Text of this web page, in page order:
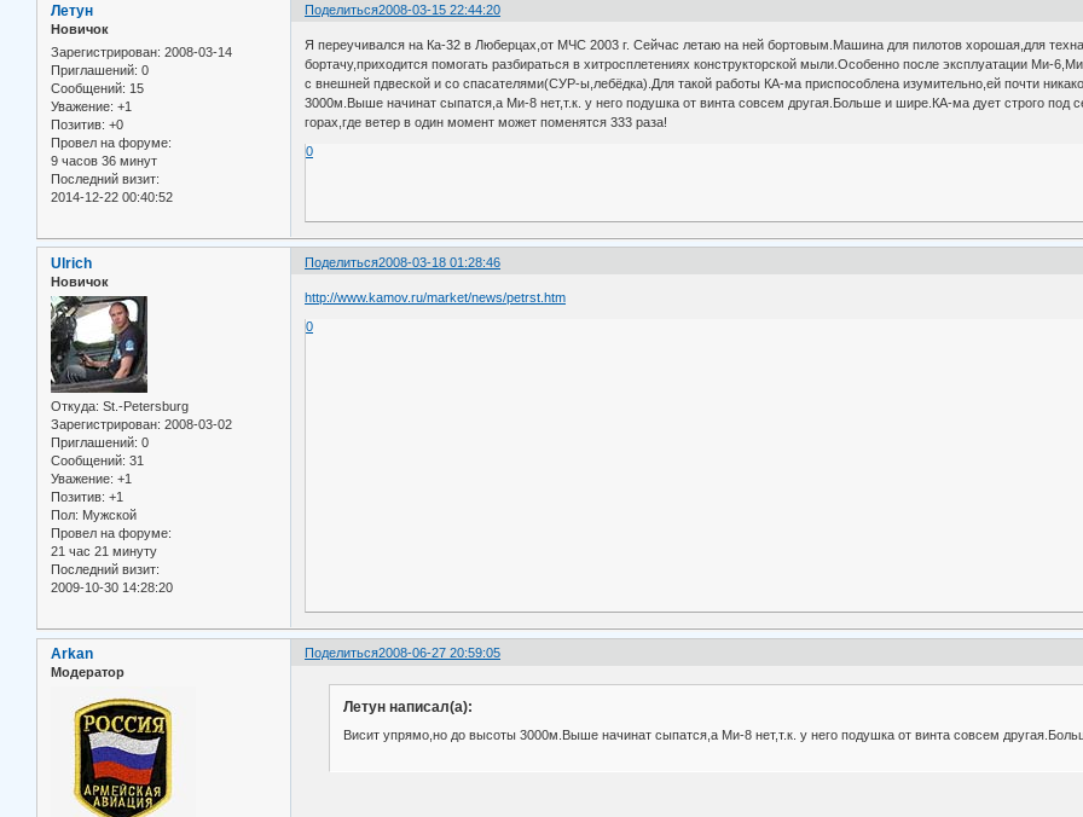
Поделиться2008-03-15 22:44:20
Летун
Новичок
Зарегистрирован: 2008-03-14
Приглашений: 0
Сообщений: 15
Уважение: +1
Позитив: +0
Провел на форуме:
9 часов 36 минут
Последний визит:
2014-12-22 00:40:52
Я переучивался на Ка-32 в Люберцах,от МЧС 2003 г. Сейчас летаю на ней бортовым.Машина для пилотов хорошая,для
бортачу,приходится помогать разбираться в хитросплетениях конструкторской мыли.Особенно после эксплуатации
с внешней пдвеской и со спасателями(СУР-ы,лебёдка).Для такой работы КА-ма приспособлена изумительно,ей почти
3000м.Выше начинат сыпатся,а Ми-8 нет,т.к. у него подушка от винта совсем другая.Больше и шире.КА-ма дует строго
горах,где ветер в один момент может поменятся 333 раза!
0
Поделиться2008-03-18 01:28:46
Ulrich
Новичок
Откуда: St.-Petersburg
Зарегистрирован: 2008-03-02
Приглашений: 0
Сообщений: 31
Уважение: +1
Позитив: +1
Пол: Мужской
Провел на форуме:
21 час 21 минуту
Последний визит:
2009-10-30 14:28:20
http://www.kamov.ru/market/news/petrst.htm
0
Поделиться2008-06-27 20:59:05
Arkan
Модератор
Летун написал(а):
Висит упрямо,но до высоты 3000м.Выше начинат сыпатся,а Ми-8 нет,т.к. у него подушка от винта совсем